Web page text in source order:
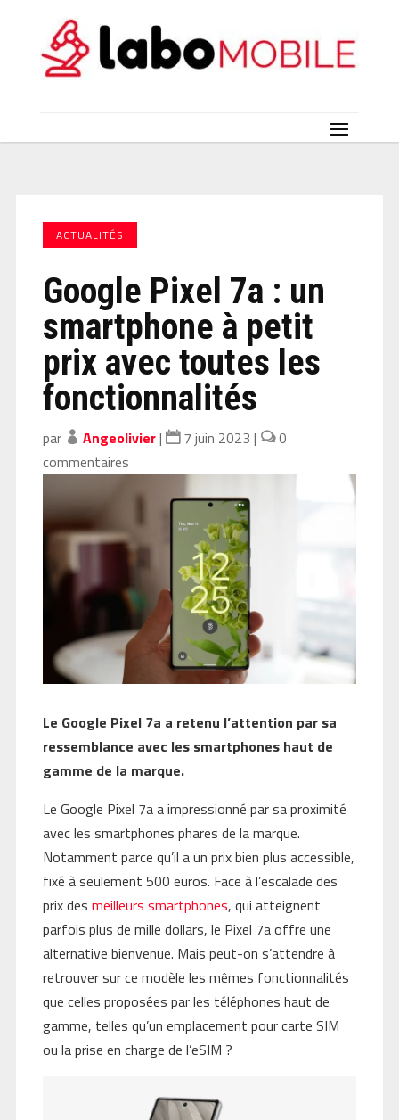
ACTUALITÉS
Google Pixel 7a : un
smartphone à petit
prix avec toutes les
fonctionnalités
par Angeolivier| 7 juin 2023 |
0
commentaires
Le Google Pixel 7a a retenu l’attention par sa
ressemblance avec les smartphones haut de
gamme de la marque.
Le Google Pixel 7a a impressionné par sa proximité
avec les smartphones phares de la marque.
Notamment parce qu’il a un prix bien plus accessible,
fixé à seulement 500 euros. Face à l’escalade des
prix des meilleurs smartphones, qui atteignent
parfois plus de mille dollars, le Pixel 7a offre une
alternative bienvenue. Mais peut-on s’attendre à
retrouver sur ce modèle les mêmes fonctionnalités
que celles proposées par les téléphones haut de
gamme, telles qu’un emplacement pour carte SIM
ou la prise en charge de l’eSIM ?